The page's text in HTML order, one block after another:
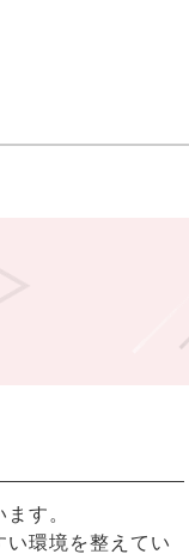
す。
い環境を整えてい